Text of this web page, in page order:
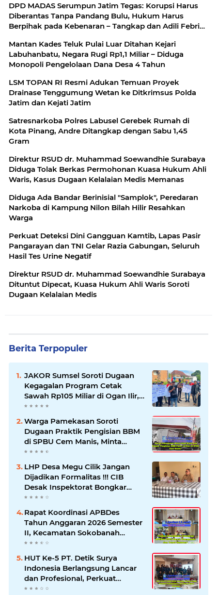
DPD MADAS Serumpun Jatim Tegas: Korupsi Harus
Diberantas Tanpa Pandang Bulu, Hukum Harus
Berpihak pada Kebenaran – Tangkap dan Adili Febrie
Mantan Kades Teluk Pulai Luar Ditahan Kejari
Labuhanbatu, Negara Rugi Rp1,1 Miliar – Diduga
Monopoli Pengelolaan Dana Desa 4 Tahun
LSM TOPAN RI Resmi Adukan Temuan Proyek
Drainase Tenggumung Wetan ke Ditkrimsus Polda
Jatim dan Kejati Jatim
Satresnarkoba Polres Labusel Gerebek Rumah di
Kota Pinang, Andre Ditangkap dengan Sabu 1,45
Gram
Direktur RSUD dr. Muhammad Soewandhie Surabaya
Diduga Tolak Berkas Permohonan Kuasa Hukum Ahli
Waris, Kasus Dugaan Kelalaian Medis Memanas
Diduga Ada Bandar Berinisial "Samplok", Peredaran
Narkoba di Kampung Nilon Bilah Hilir Resahkan
Warga
Perkuat Deteksi Dini Gangguan Kamtib, Lapas Pasir
Pangarayan dan TNI Gelar Razia Gabungan, Seluruh
Hasil Tes Urine Negatif
Direktur RSUD dr. Muhammad Soewandhie Surabaya
Dituntut Dipecat, Kuasa Hukum Ahli Waris Soroti
Dugaan Kelalaian Medis
Berita Terpopuler
JAKOR Sumsel Soroti Dugaan
Kegagalan Program Cetak
Sawah Rp105 Miliar di Ogan Ilir,
Desak Kadis Pertanian Mundur
Warga Pamekasan Soroti
Dugaan Praktik Pengisian BBM
di SPBU Cem Manis, Minta
Klarifikasi dan Pengawasan
LHP Desa Megu Cilik Jangan
Dijadikan Formalitas !!! CIB
Desak Inspektorat Bongkar
Seluruh Fakta dan Hentikan
Dugaan Permainan Oknum
Rapat Koordinasi APBDes
Tahun Anggaran 2026 Semester
II, Kecamatan Sokobanah
Libatkan 12 Desa
HUT Ke-5 PT. Detik Surya
Indonesia Berlangsung Lancar
dan Profesional, Perkuat
Kompetensi Wartawan